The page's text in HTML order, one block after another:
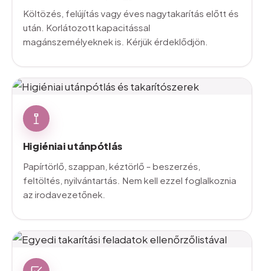
Költözés, felújítás vagy éves nagytakarítás előtt és
után. Korlátozott kapacitással
magánszemélyeknek is. Kérjük érdeklődjön.
Higiéniaiutánpótlás
Papírtörlő, szappan, kéztörlő – beszerzés,
feltöltés, nyilvántartás. Nem kell ezzel foglalkoznia
az irodavezetőnek.